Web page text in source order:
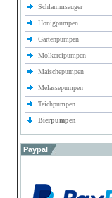
Schlammsauger
Honigpumpen
Gartenpumpen
Molkereipumpen
Maischepumpen
Melassepumpen
Teichpumpen
Bierpumpen
Paypal